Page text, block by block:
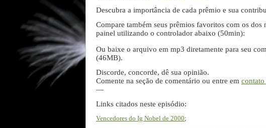
Descubra a importância de cada prêmio e sua
Compare também seus prêmios favoritos com os dos
painel utilizando o controlador abaixo (50min):
Ou baixe o arquivo em mp3 diretamente para seu
(46MB).
Discorde, concorde, dê sua opinião.
Comente na seção de comentário ou entre em
—
Links citados neste episódio:
Vencedores do Ig Nobel de 2000;